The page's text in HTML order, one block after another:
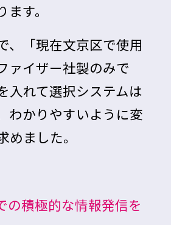
す。
、「現在文京区で使用
ァイザー社製のみで
入れて選択システムは
わかりやすいように変
ました。
の積極的な情報発信を